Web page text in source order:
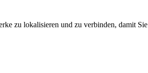
zu lokalisieren und zu verbinden, damit